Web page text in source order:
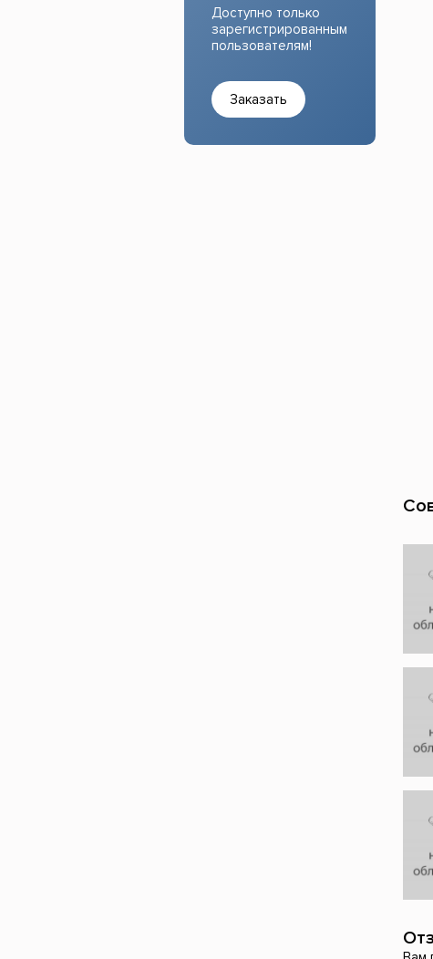
Доступно только
зарегистрированным
пользователям!
Заказать